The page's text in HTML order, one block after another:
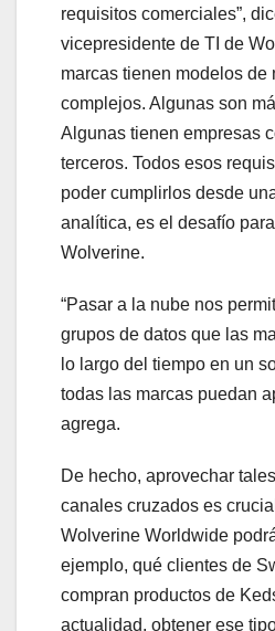
requisitos comerciales”,
vicepresidente de TI de
marcas tienen modelos de
complejos. Algunas son
Algunas tienen empresas
terceros. Todos esos
poder cumplirlos desde
analítica, es el desafío
Wolverine.
“Pasar a la nube nos
grupos de datos que las
lo largo del tiempo en un
todas las marcas puedan
agrega.
De hecho, aprovechar
canales cruzados es
Wolverine Worldwide
ejemplo, qué clientes de
compran productos de
actualidad, obtener ese